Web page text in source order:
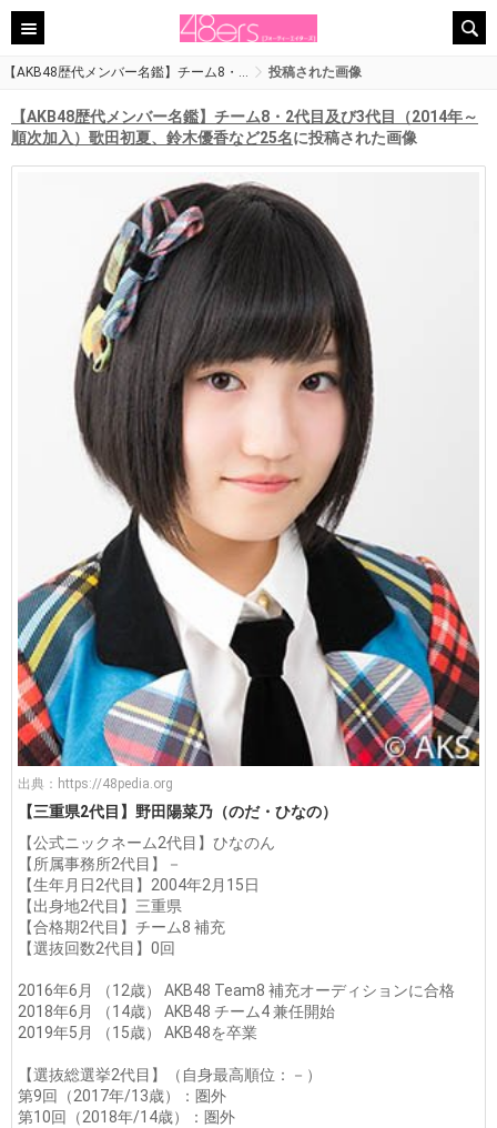
【AKB48歴代メンバー名鑑】チーム8・… 投稿された画像
【AKB48歴代メンバー名鑑】チーム8・2代目及び3代目（2014年～
順次加入）歌田初夏、鈴木優香など25名に投稿された画像
出典： https://48pedia.org
【三重県2代目】野田陽菜乃（のだ・ひなの）
【公式ニックネーム2代目】ひなのん
【所属事務所2代目】－
【生年月日2代目】2004年2月15日
【出身地2代目】三重県
【合格期2代目】チーム8 補充
【選抜回数2代目】0回
2016年6月 （12歳） AKB48 Team8 補充オーディションに合格
2018年6月 （14歳） AKB48 チーム4 兼任開始
2019年5月 （15歳） AKB48を卒業
【選抜総選挙2代目】（自身最高順位：－）
第9回（2017年/13歳）：圏外
第10回（2018年/14歳）：圏外